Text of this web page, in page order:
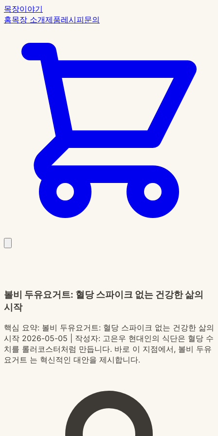
목장이야기
홈목장 소개제품레시피문의
볼비 두유요거트: 혈당 스파이크 없는 건강한 삶의
시작
핵심 요약: 볼비 두유요거트: 혈당 스파이크 없는 건강한 삶의
시작 2026-05-05 | 작성자: 고은우 현대인의 식단은 혈당 수
치를 롤러코스터처럼 만듭니다. 바로 이 지점에서, 볼비 두유
요거트 는 혁신적인 대안을 제시합니다.